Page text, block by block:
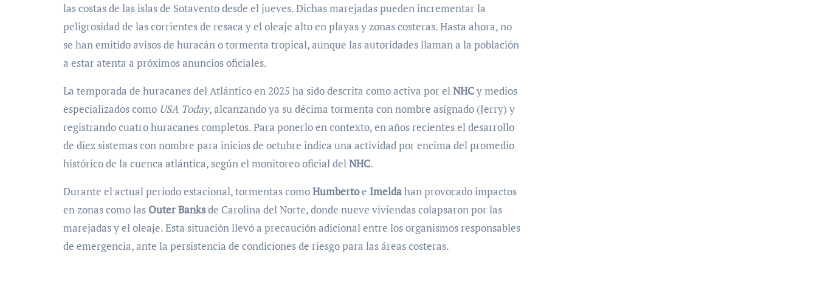
las costas de las islas de Sotavento desde el jueves. Dichas marejadas pueden incrementar la
peligrosidad de las corrientes de resaca y el oleaje alto en playas y zonas costeras. Hasta ahora, no
se han emitido avisos de huracán o tormenta tropical, aunque las autoridades llaman a la población
a estar atenta a próximos anuncios oficiales.
La temporada de huracanes del Atlántico en 2025 ha sido descrita como activa por elNHCy medios
especializados como USA Today, alcanzando ya su décima tormenta con nombre asignado (Jerry) y
registrando cuatro huracanes completos. Para ponerlo en contexto, en años recientes el desarrollo
de diez sistemas con nombre para inicios de octubre indica una actividad por encima del promedio
histórico de la cuenca atlántica, según el monitoreo oficial delNHC.
Durante el actual periodo estacional, tormentas comoHumbertoe Imeldahan provocado impactos
en zonas como las Outer Banksde Carolina del Norte, donde nueve viviendas colapsaron por las
marejadas y el oleaje. Esta situación llevó a precaución adicional entre los organismos responsables
de emergencia, ante la persistencia de condiciones de riesgo para las áreas costeras.